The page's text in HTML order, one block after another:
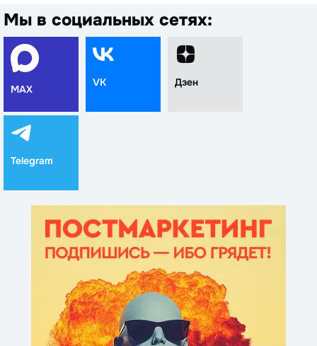
Мы в социальных сетях:
MAX
VK Дзен
Telegram